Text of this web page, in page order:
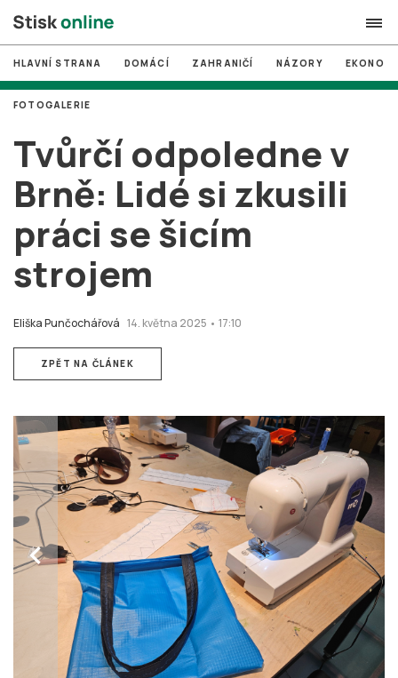
search
# MUNI
# Brno
# volby
login PŘIHLÁSIT SE
Zapomněli jste heslo?
Založit nový účet
HLAVNÍ STRANA DOMÁCÍ ZAHRANIČÍ NÁZORY
Tvůrčí odpoledne v
Brně: Lidé si zkusili
práci se šicím
strojem
Eliška Punčochářová 14. května 2025 • 17:10
FOTOGALERIE
ZPĚT NA ČLÁNEK
chevron_left